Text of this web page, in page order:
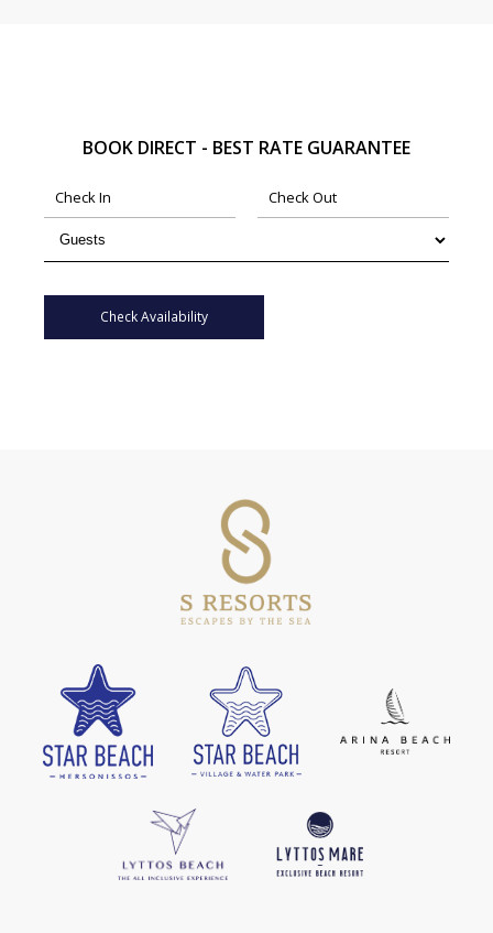
BOOK DIRECT - BEST RATE GUARANTEE
Check Availability